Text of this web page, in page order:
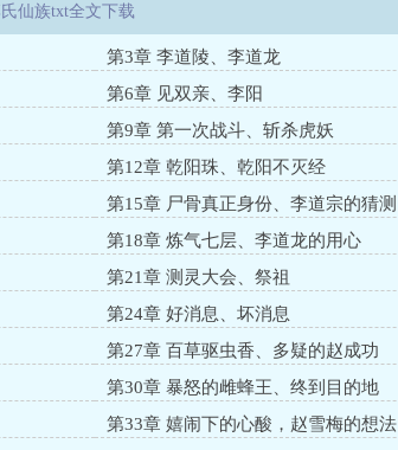
仙族txt全文下载
第3章 李道陵、李道龙
第6章 见双亲、李阳
第9章 第一次战斗、斩杀虎妖
第12章 乾阳珠、乾阳不灭经
第15章 尸骨真正身份、李道宗的猜测
第18章 炼气七层、李道龙的用心
第21章 测灵大会、祭祖
第24章 好消息、坏消息
第27章 百草驱虫香、多疑的赵成功
第30章 暴怒的雌蜂王、终到目的地
第33章 嬉闹下的心酸，赵雪梅的想法